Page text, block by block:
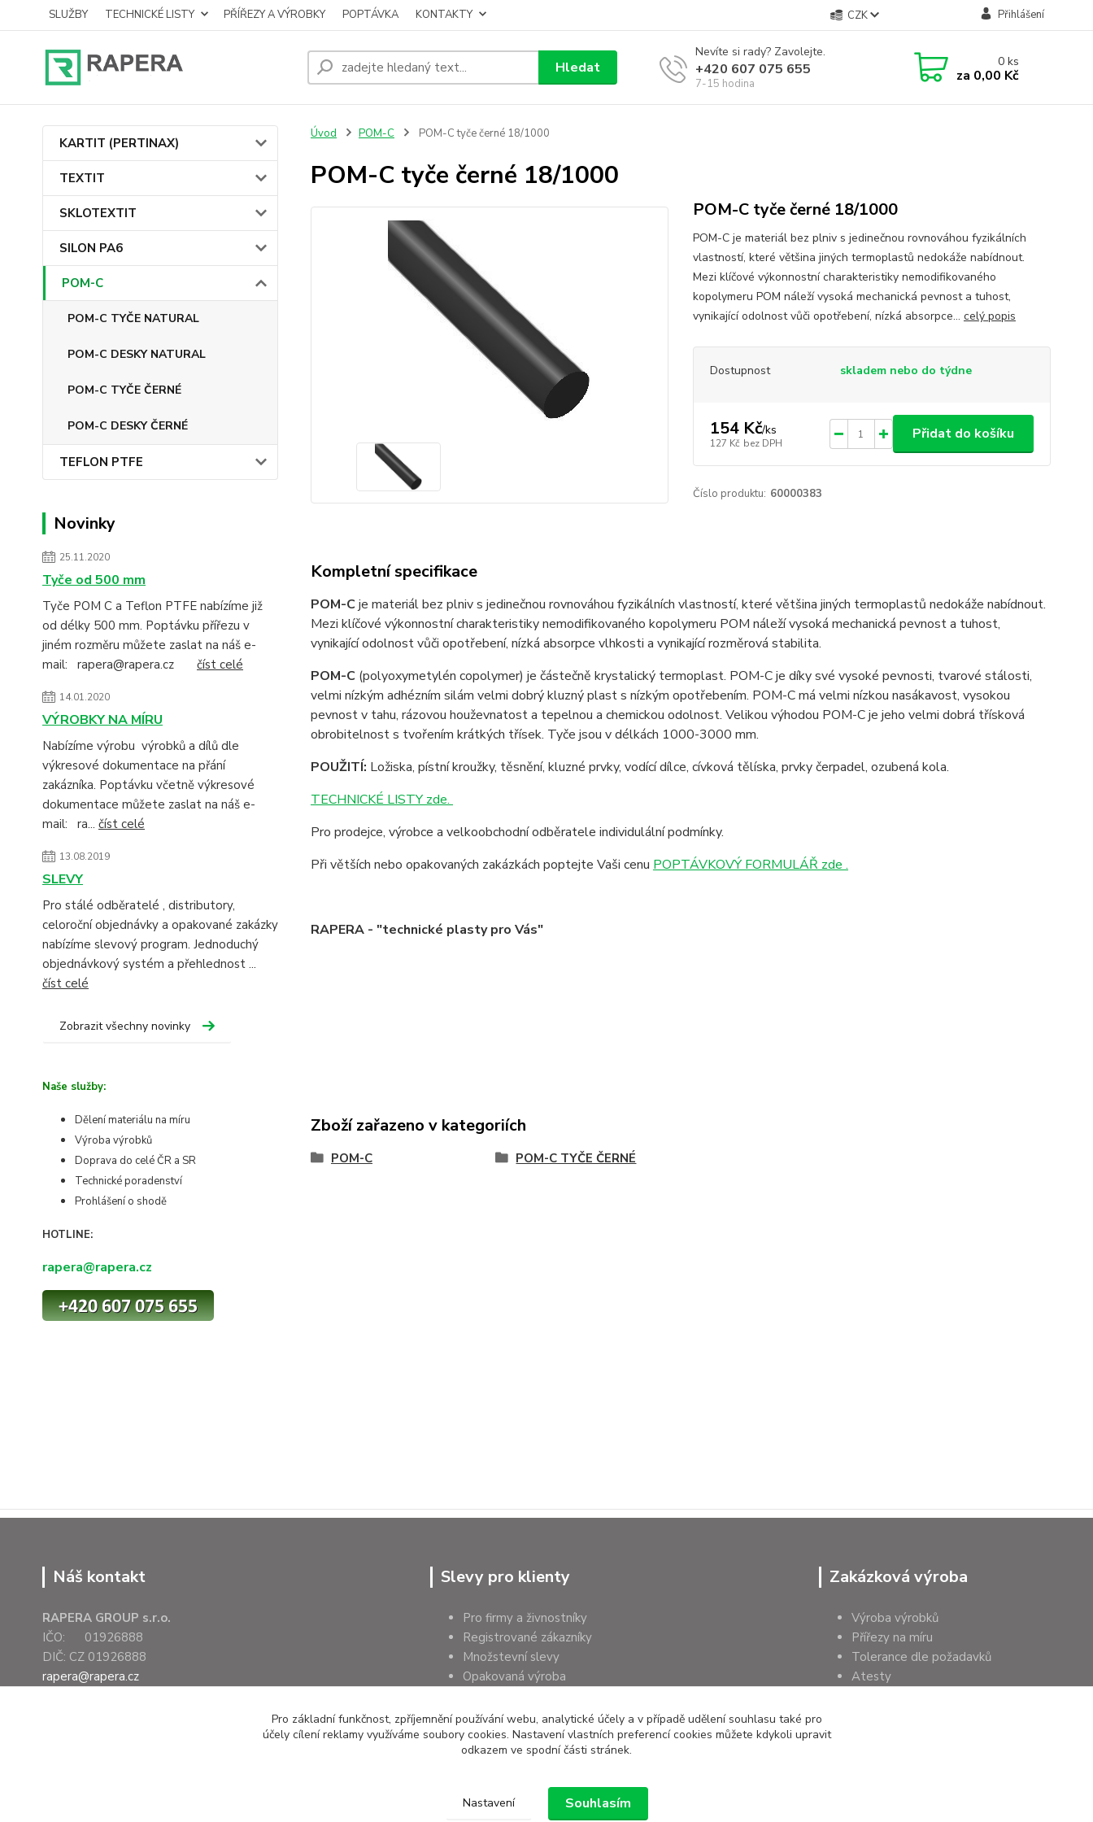
SLUŽBY TECHNICKÉ LISTY PŘÍŘEZY A VÝROBKY POPTÁVKA KONTAKTY CZK Přihlášení
Hledat
Nevíte si rady? Zavolejte.
+420 607 075 655
7-15 hodina
0ks
za 0,00 Kč
KARTIT (PERTINAX)
TEXTIT
SKLOTEXTIT
SILON PA6
POM-C
POM-C TYČE NATURAL
POM-C DESKY NATURAL
POM-C TYČE ČERNÉ
POM-C DESKY ČERNÉ
TEFLON PTFE
Novinky
25.11.2020
Tyče od 500 mm
Tyče POM C a Teflon PTFE nabízíme již
od délky 500 mm. Poptávku přířezu v
jiném rozměru můžete zaslat na náš e-
mail: rapera@rapera.cz číst celé
14.01.2020
VÝROBKY NA MÍRU
Nabízíme výrobu výrobků a dílů dle
výkresové dokumentace na přání
zakázníka. Poptávku včetně výkresové
dokumentace můžete zaslat na náš e-
mail: ra... číst celé
13.08.2019
SLEVY
Pro stálé odběratelé , distributory,
celoroční objednávky a opakované zakázky
nabízíme slevový program. Jednoduchý
objednávkový systém a přehlednost ...
číst celé
Zobrazit všechny novinky
Naše služby:
Dělení materiálu na míru
Výroba výrobků
Doprava do celé ČR a SR
Technické poradenství
Prohlášení o shodě
HOTLINE:
rapera@rapera.cz
Úvod POM-C POM-C tyče černé 18/1000
POM-C tyče černé 18/1000
POM-C tyče černé 18/1000
POM-C je materiál bez plniv s jedinečnou rovnováhou fyzikálních
vlastností, které většina jiných termoplastů nedokáže nabídnout.
Mezi klíčové výkonnostní charakteristiky nemodifikovaného
kopolymeru POM náleží vysoká mechanická pevnost a tuhost,
vynikající odolnost vůči opotřebení, nízká absorpce... celý popis
Dostupnost skladem nebo do týdne
154 Kč/ks
127 Kč bez DPH
Přidat do košíku
Číslo produktu: 60000383
Kompletní specifikace
POM-C je materiál bez plniv s jedinečnou rovnováhou fyzikálních vlastností, které většina jiných termoplastů nedokáže nabídnout.
Mezi klíčové výkonnostní charakteristiky nemodifikovaného kopolymeru POM náleží vysoká mechanická pevnost a tuhost,
vynikající odolnost vůči opotřebení, nízká absorpce vlhkosti a vynikající rozměrová stabilita.
POM-C (polyoxymetylén copolymer) je částečně krystalický termoplast. POM-C je díky své vysoké pevnosti, tvarové stálosti,
velmi nízkým adhézním silám velmi dobrý kluzný plast s nízkým opotřebením. POM-C má velmi nízkou nasákavost, vysokou
pevnost v tahu, rázovou houževnatost a tepelnou a chemickou odolnost. Velikou výhodou POM-C je jeho velmi dobrá třísková
obrobitelnost s tvořením krátkých třísek. Tyče jsou v délkách 1000-3000 mm.
POUŽITÍ: Ložiska, pístní kroužky, těsnění, kluzné prvky, vodící dílce, cívková tělíska, prvky čerpadel, ozubená kola.
TECHNICKÉ LISTY zde.
Pro prodejce, výrobce a velkoobchodní odběratele individulální podmínky.
Při větších nebo opakovaných zakázkách poptejte Vaši cenu POPTÁVKOVÝ FORMULÁŘ zde .
RAPERA - "technické plasty pro Vás"
Zboží zařazeno v kategoriích
POM-C POM-C TYČE ČERNÉ
Náš kontakt
RAPERA GROUP s.r.o.
IČO: 01926888
DIČ: CZ 01926888
rapera@rapera.cz
Slevy pro klienty
Pro firmy a živnostníky
Registrované zákazníky
Množstevní slevy
Opakovaná výroba
Zakázková výroba
Výroba výrobků
Přířezy na míru
Tolerance dle požadavků
Atesty
Pro základní funkčnost, zpříjemnění používání webu, analytické účely a v případě udělení souhlasu také pro
účely cílení reklamy využíváme soubory cookies. Nastavení vlastních preferencí cookies můžete kdykoli upravit
odkazem ve spodní části stránek.
Nastavení Souhlasím